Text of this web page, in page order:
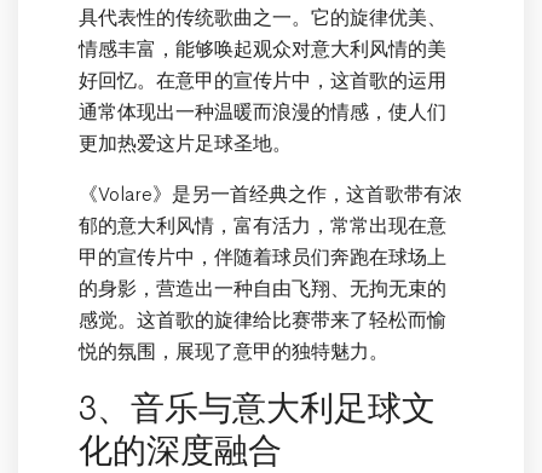
具代表性的传统歌曲之一。它的旋律优美、
情感丰富，能够唤起观众对意大利风情的美
好回忆。在意甲的宣传片中，这首歌的运用
通常体现出一种温暖而浪漫的情感，使人们
更加热爱这片足球圣地。
《Volare》是另一首经典之作，这首歌带有浓
郁的意大利风情，富有活力，常常出现在意
甲的宣传片中，伴随着球员们奔跑在球场上
的身影，营造出一种自由飞翔、无拘无束的
感觉。这首歌的旋律给比赛带来了轻松而愉
悦的氛围，展现了意甲的独特魅力。
3、音乐与意大利足球文
化的深度融合